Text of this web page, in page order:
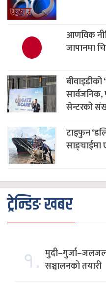
आणविक
जापानमा
सेन्टरको
टाइफुन
साङ्घाईमा
ट्रेन्डिङ खबर
१. सञ्चालनको तयारी